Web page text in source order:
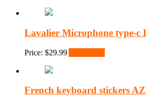
Lavalier Microphone type-c
Price: $29.99
French keyboard stickers